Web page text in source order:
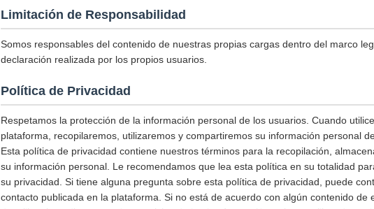
Limitación de Responsabilidad
Somos responsables del contenido de nuestras propias cargas dentro del marco
declaración realizada por los propios usuarios.
Política de Privacidad
Respetamos la protección de la información personal de los usuarios. Cuando
plataforma, recopilaremos, utilizaremos y compartiremos su información personal
Esta política de privacidad contiene nuestros términos para la recopilación,
su información personal. Le recomendamos que lea esta política en su totalidad
su privacidad. Si tiene alguna pregunta sobre esta política de privacidad, puede
contacto publicada en la plataforma. Si no está de acuerdo con algún contenido